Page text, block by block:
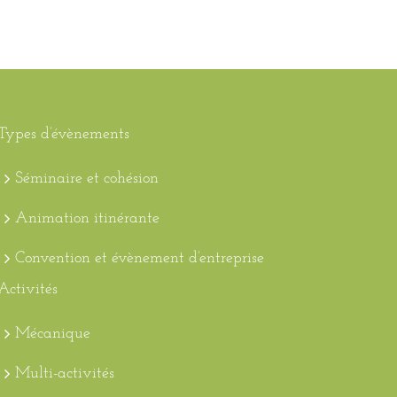
d’évènements
Séminaire et cohésion
Animation itinérante
Convention et évènement d’entreprise
Mécanique
Multi-activités